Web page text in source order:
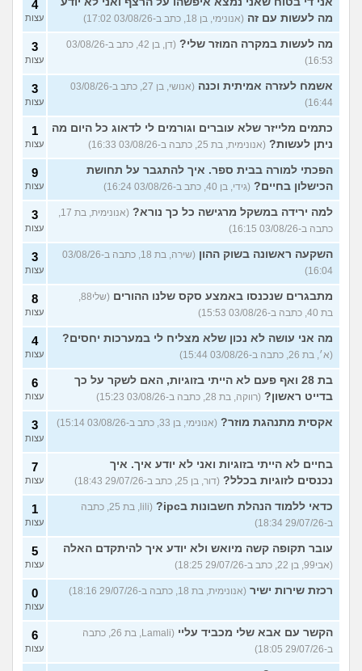
מה לעשות עם זה (אנונימי, בן 18, כתב ב-03/08/26 17:02)
4
עצות
מה לעשות במקרה המוזר שלי?
(דן, בן 42, כתב ב-03/08/26
16:53)
3
עצות
אשמח לעזרה אמיתית וכנה
(אנושי, בן 27, כתב ב-03/08/26
16:44)
3
עצות
כתמים מלייזר שלא עוברים וגורמים לי לדאוג כל היום מה
ניתן לעשות? (אנונימית, בת 25, כתבה ב-03/08/26 16:33)
1
עצות
הפכתי למורה בבית ספר. איך להתגבר על תחושת
הכישלון בחיים? (גידי, בן 40, כתב ב-03/08/26 16:24)
9
עצות
למה ירידה במשקל מרגישה כל כך נורא?
(אנונימית, בת 17,
כתבה ב-03/08/26 16:15)
3
עצות
השקעה ראשונה בשוק ההון
(שירה, בת 18, כתבה ב-03/08/26
16:04)
3
עצות
מתבגרים שנכנסו באמצע סקס שלנו ההורים
(שלי88,
בת 40, כתבה ב-03/08/26 15:53)
8
עצות
מה אני עושה לא נכון שלא מצליח לי במערכות יחסים?
(א׳, בת 26, כתבה ב-03/08/26 15:44)
4
עצות
בת 28 ואף פעם לא הייתי בזוגיות, האם לשקר על כך
בדייט ראשון? (רווקה, בת 28, כתבה ב-03/08/26 15:23)
6
עצות
אקסית מתנהגת מוזר? (אנונימי, בן 33, כתב ב-03/08/26 15:14) 3
עצות
בחיים לא הייתי בזוגיות ואני לא יודע איך. איך
נכנסים לזוגיות בכלל? (דור, בן 25, כתב ב-29/07/26 18:43)
7
עצות
כדאי ללמוד הנהלת חשבונות בipc?
(lili, בת 25, כתבה
ב-29/07/26 18:34)
1
עצות
עובר תקופה קשה מיואש ולא יודע איך להיתקדם האלה
(אבי99, בן 22, כתב ב-29/07/26 18:25)
5
עצות
רכזת שירות ישיר (אנונימית, בת 18, כתבה ב-29/07/26 18:16) 0
עצות
הקשר עם אבא שלי מכביד עליי
(Lamali, בת 26, כתבה
ב-29/07/26 18:05)
6
עצות